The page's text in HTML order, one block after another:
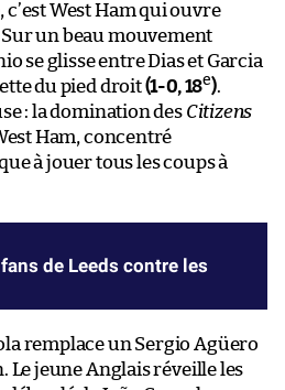
West Ham qui ouvre
un beau mouvement
se glisse entre Dias et Garcia
du pied droit(1-0, 18e).
: la domination des Citizens
Ham, concentré
à jouer tous les coups à
de Leeds contre les
remplace un Sergio Agüero
Le jeune Anglais réveille les